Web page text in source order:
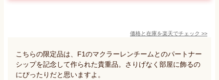
価格と在庫を楽天でチェック >>
こちらの限定品は、F1のマクラーレンチームとのパートナー
シップを記念して作られた貴重品。さりげなく部屋に飾るの
にぴったりだと思いますよ。